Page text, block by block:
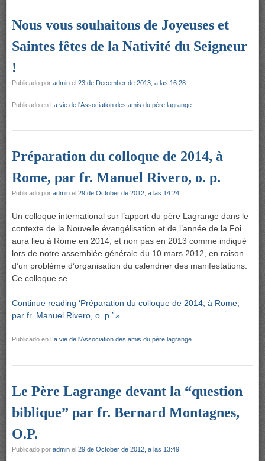
Nous vous souhaitons de Joyeuses et
Saintes fêtes de la Nativité du Seigneur
!
Publicado por admin el 23 de December de 2013, a las 16:28
Publicado en La vie de l'Association des amis du père lagrange
Préparation du colloque de 2014, à
Rome, par fr. Manuel Rivero, o. p.
Publicado por admin el 29 de October de 2012, a las 14:24
Un colloque international sur l’apport du père Lagrange dans le
contexte de la Nouvelle évangélisation et de l’année de la Foi
aura lieu à Rome en 2014, et non pas en 2013 comme indiqué
lors de notre assemblée générale du 10 mars 2012, en raison
d’un problème d’organisation du calendrier des manifestations.
Ce colloque se …
Continue reading ‘Préparation du colloque de 2014, à Rome,
par fr. Manuel Rivero, o. p.’ »
Publicado en La vie de l'Association des amis du père lagrange
Le Père Lagrange devant la “question
biblique” par fr. Bernard Montagnes,
O.P.
Publicado por admin el 29 de October de 2012, a las 13:49